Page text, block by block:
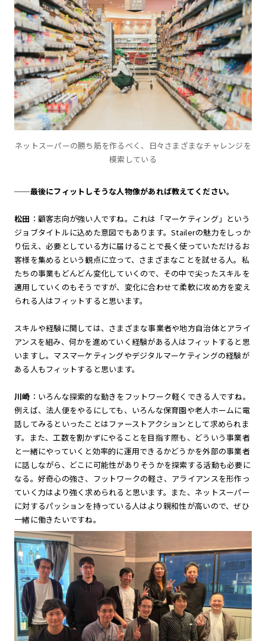
ネットスーパーの勝ち筋を作るべく、日々さまざまなチャレンジを
模索している
──最後にフィットしそうな人物像があれば教えてください。
松田 ：顧客志向が強い人ですね。これは「マーケティング」という
ジョブタイトルに込めた意図でもあります。Stailerの魅力をしっか
り伝え、必要としている方に届けることで長く使っていただけるお
客様を集めるという観点に立って、さまざまなことを試せる人。私
たちの事業もどんどん変化していくので、その中で尖ったスキルを
適用していくのもそうですが、変化に合わせて柔軟に攻め方を変え
られる人はフィットすると思います。
スキルや経験に関しては、さまざまな事業者や地方自治体とアライ
アンスを組み、何かを進めていく経験がある人はフィットすると思
いますし。マスマーケティングやデジタルマーケティングの経験が
ある人もフィットすると思います。
川崎 ：いろんな探索的な動きをフットワーク軽くできる人ですね。
例えば、法人便をやるにしても、いろんな保育園や老人ホームに電
話してみるといったことはファーストアクションとして求められま
す。また、工数を割かずにやることを目指す際も、どういう事業者
と一緒にやっていくと効率的に運用できるかどうかを外部の事業者
に話しながら、どこに可能性がありそうかを探索する活動も必要に
なる。好奇心の強さ、フットワークの軽さ、アライアンスを形作っ
ていく力はより強く求められると思います。また、ネットスーパー
に対するパッションを持っている人はより親和性が高いので、ぜひ
一緒に働きたいですね。